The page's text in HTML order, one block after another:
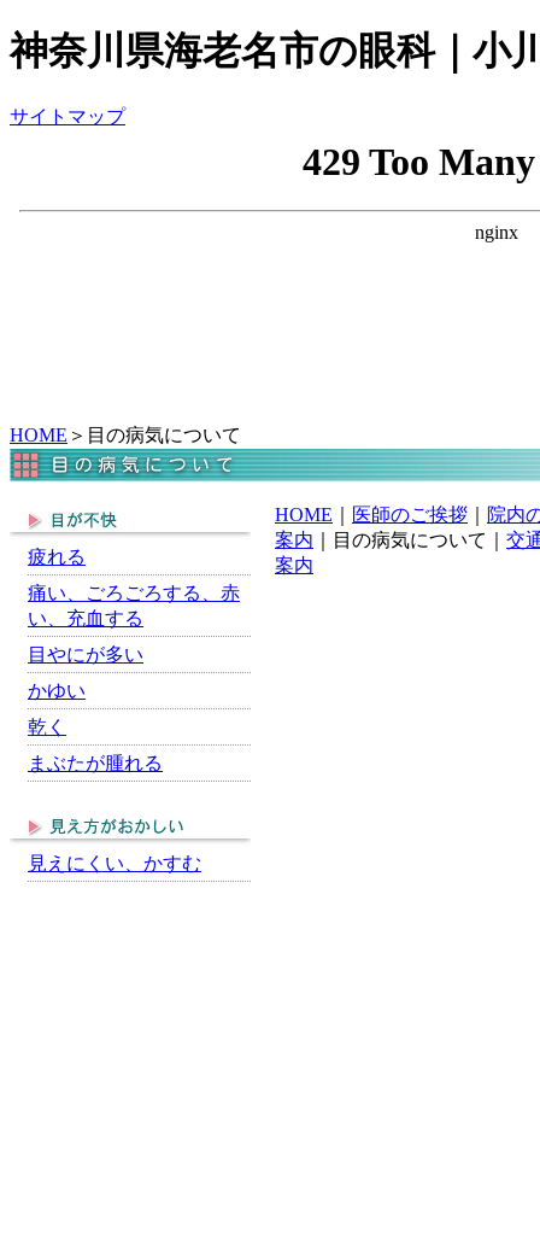
神奈川県海老名市の眼科｜小
サイトマップ
HOME ＞目の病気について
疲れる
痛い、ごろごろする、赤
い、充血する
目やにが多い
かゆい
乾く
まぶたが腫れる
見えにくい、かすむ
HOME 医師のご挨拶
院内
案内 ｜目の病気について｜ 交
案内